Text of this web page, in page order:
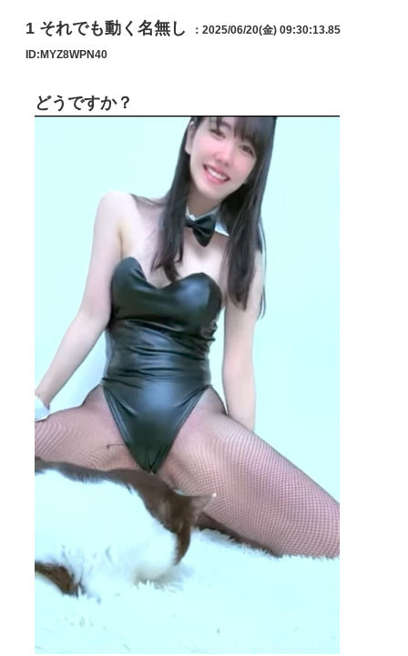
1 それでも動く名無し ：2025/06/20(金) 09:30:13.85
ID:MYZ8WPN40
どうですか？